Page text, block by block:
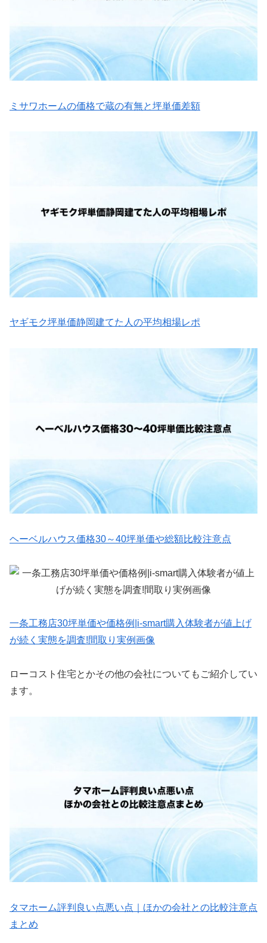
ミサワホームの価格で蔵の有無と坪単価差額
ヤギモク坪単価静岡建てた人の平均相場レポ
ヘーベルハウス価格30～40坪単価や総額比較注意点
一条工務店30坪単価や価格例|i-smart購入体験者が値上げ
が続く実態を調査!間取り実例画像
ローコスト住宅とかその他の会社についてもご紹介してい
ます。
タマホーム評判良い点悪い点｜ほかの会社との比較注意点
まとめ